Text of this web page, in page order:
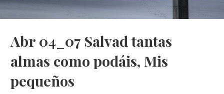
Abr 04_07 Salvad tantas
almas como podáis, Mis
pequeños